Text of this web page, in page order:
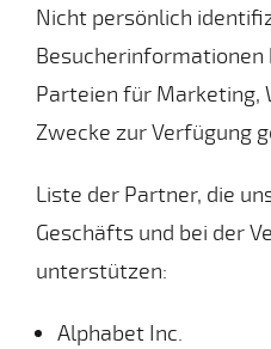
Nicht persönlich
Besucherinformationen
Parteien für Marketing,
Zwecke zur Verfügung
Liste der Partner, die
Geschäfts und bei der
unterstützen:
Alphabet Inc.